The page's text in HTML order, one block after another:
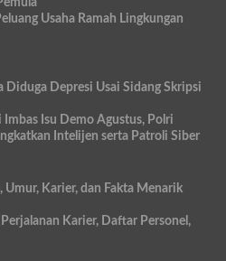
Usaha Ramah Lingkungan
Depresi Usai Sidang Skripsi
Isu Demo Agustus, Polri
Intelijen serta Patroli Siber
Karier, dan Fakta Menarik
Karier, Daftar Personel,